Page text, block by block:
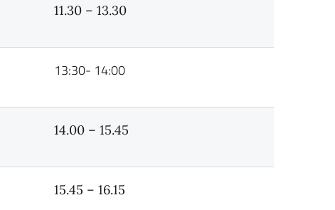
11.30 – 13.30
13:30- 14:00
14.00 – 15.45
15.45 – 16.15